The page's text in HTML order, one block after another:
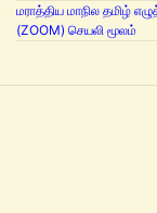
மராத்திய மாநில தமிழ்
(ZOOM) செயலி மூலம்